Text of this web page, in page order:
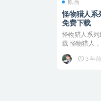
原画
怪物猎人系
免费下载
怪物猎人系列
载 怪物猎人
3 年前